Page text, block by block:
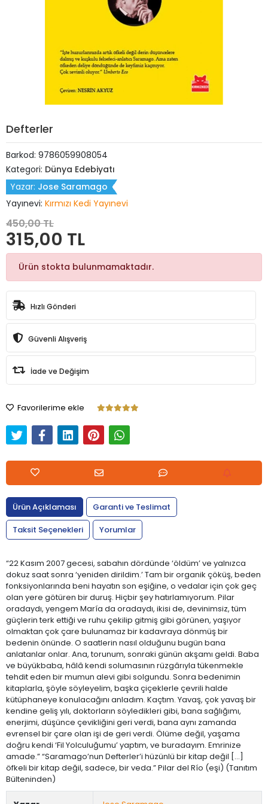
Defterler
Barkod: 9786059908054
Kategori: Dünya Edebiyatı
Yazar: Jose Saramago
Yayınevi: Kırmızı Kedi Yayınevi
450,00 TL
315,00 TL
Ürün stokta bulunmamaktadır.
Hızlı Gönderi
Güvenli Alışveriş
İade ve Değişim
Favorilerime ekle
Ürün Açıklaması
Garanti ve Teslimat
Taksit Seçenekleri
Yorumlar
“22 Kasım 2007 gecesi, sabahın dördünde ‘öldüm’ ve yalnızca
dokuz saat sonra ‘yeniden dirildim.’ Tam bir organik çöküş, beden
fonksiyonlarında beni hayatın son eşiğine, o vedalar için çok geç
olan yere götüren bir duruş. Hiçbir şey hatırlamıyorum. Pilar
oradaydı, yengem María da oradaydı, ikisi de, devinimsiz, tüm
güçlerin terk ettiği ve ruhu çekilip gitmiş gibi görünen, yaşıyor
olmaktan çok çare bulunamaz bir kadavraya dönmüş bir
bedenin önünde. O saatlerin nasıl olduğunu bugün bana
anlatanlar onlar. Ana, torunum, sonraki günün akşamı geldi. Baba
ve büyükbaba, hâlâ kendi solumasının rüzgârıyla tükenmekle
tehdit eden bir mumun alevi gibi solgundu. Sonra bedenimin
kitaplarla, şöyle söyleyelim, başka çiçeklerle çevrili halde
kütüphaneye konulacağını anladım. Kaçtım. Yavaş, çok yavaş bir
kendine geliş yılı, doktorların söyledikleri gibi, bana sağlığımı,
enerjimi, düşünce çevikliğini geri verdi, bana aynı zamanda
evrensel bir çare olan işi de geri verdi. Ölüme değil, yaşama
doğru kendi ‘Fil Yolculuğumu’ yaptım, ve buradayım. Emrinize
amade.” “Saramago’nun Defterler’i hüzünlü bir kitap değil [...]
öfkeli bir kitap değil, sadece, bir veda.” Pilar del Río (eşi) (Tanıtım
Bülteninden)